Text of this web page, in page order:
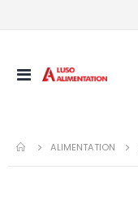
Affichage
ALIMENTATION